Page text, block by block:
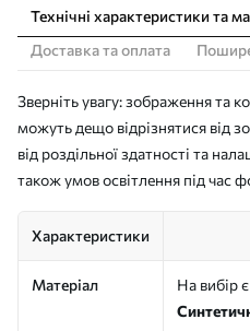
Технічні характеристики та
Доставка та оплата
Зверніть увагу: зображення та
можуть дещо відрізнятися від
від роздільної здатності та
також умов освітлення під час
Характеристики
Матеріал
На вибір